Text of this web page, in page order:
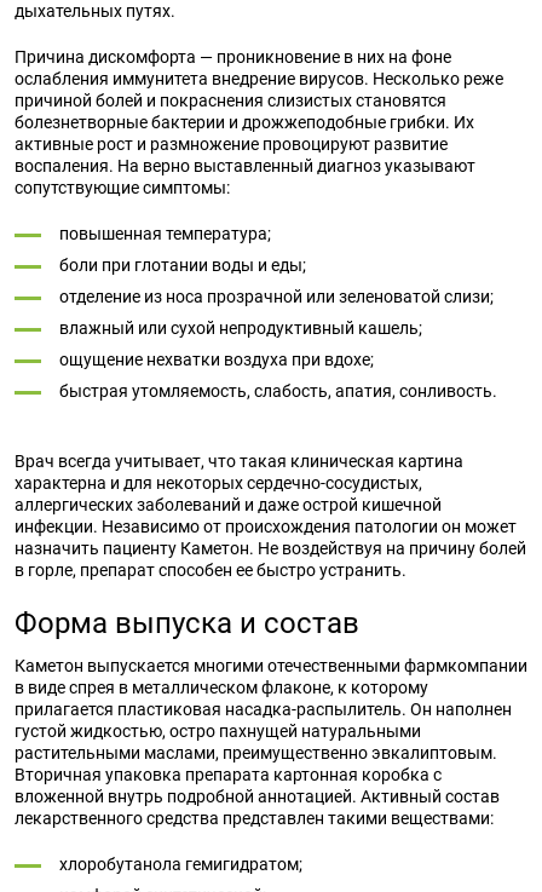
дыхательных путях.
Причина дискомфорта — проникновение в них на фоне
ослабления иммунитета внедрение вирусов. Несколько реже
причиной болей и покраснения слизистых становятся
болезнетворные бактерии и дрожжеподобные грибки. Их
активные рост и размножение провоцируют развитие
воспаления. На верно выставленный диагноз указывают
сопутствующие симптомы:
повышенная температура;
боли при глотании воды и еды;
отделение из носа прозрачной или зеленоватой слизи;
влажный или сухой непродуктивный кашель;
ощущение нехватки воздуха при вдохе;
быстрая утомляемость, слабость, апатия, сонливость.
Врач всегда учитывает, что такая клиническая картина
характерна и для некоторых сердечно-сосудистых,
аллергических заболеваний и даже острой кишечной
инфекции. Независимо от происхождения патологии он может
назначить пациенту Каметон. Не воздействуя на причину болей
в горле, препарат способен ее быстро устранить.
Форма выпуска и состав
Каметон выпускается многими отечественными фармкомпании
в виде спрея в металлическом флаконе, к которому
прилагается пластиковая насадка-распылитель. Он наполнен
густой жидкостью, остро пахнущей натуральными
растительными маслами, преимущественно эвкалиптовым.
Вторичная упаковка препарата картонная коробка с
вложенной внутрь подробной аннотацией. Активный состав
лекарственного средства представлен такими веществами:
хлоробутанола гемигидратом;